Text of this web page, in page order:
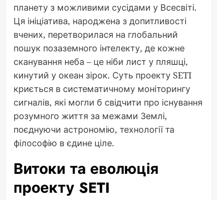
планету з можливими сусідами у Всесвіті.
Ця ініціатива, народжена з допитливості
вчених, перетворилася на глобальний
пошук позаземного інтелекту, де кожне
сканування неба – це ніби лист у пляшці,
кинутий у океан зірок. Суть проекту SETI
криється в систематичному моніторингу
сигналів, які могли б свідчити про існування
розумного життя за межами Землі,
поєднуючи астрономію, технології та
філософію в єдине ціле.
Витоки та еволюція
проекту SETI